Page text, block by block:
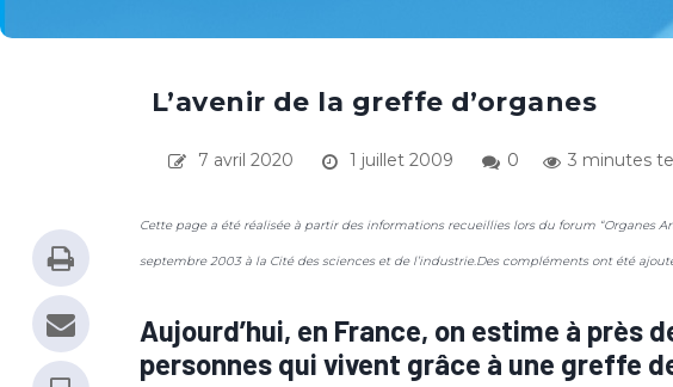
L’avenir de la greffe d’organes
7 avril 2020 1 juillet 2009 0 3 minutes
Cette page a été réalisée à partir des informations recueillies lors du forum “Organes
septembre 2003 à la Cité des sciences et de l’industrie.Des compléments ont été
Aujourd’hui, en France, on estime à près
personnes qui vivent grâce à une greffe